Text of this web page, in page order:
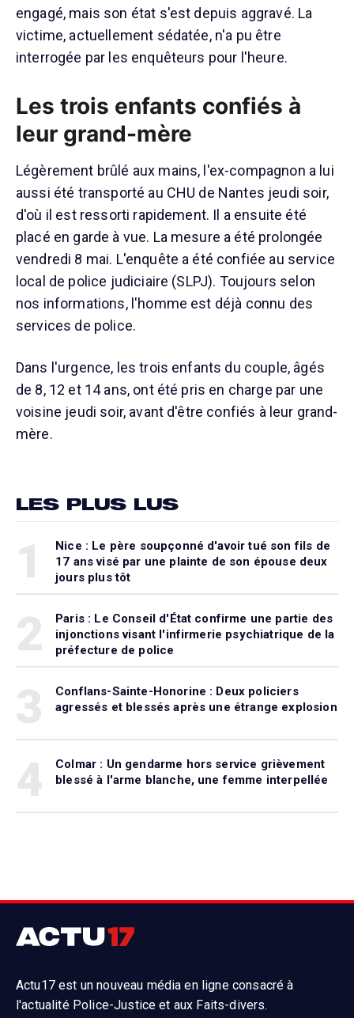
engagé, mais son état s'est depuis aggravé. La
victime, actuellement sédatée, n'a pu être
interrogée par les enquêteurs pour l'heure.
Les trois enfants confiés à
leur grand-mère
Légèrement brûlé aux mains, l'ex-compagnon a lui
aussi été transporté au CHU de Nantes jeudi soir,
d'où il est ressorti rapidement. Il a ensuite été
placé en garde à vue. La mesure a été prolongée
vendredi 8 mai. L'enquête a été confiée au service
local de police judiciaire (SLPJ). Toujours selon
nos informations, l'homme est déjà connu des
services de police.
Dans l'urgence, les trois enfants du couple, âgés
de 8, 12 et 14 ans, ont été pris en charge par une
voisine jeudi soir, avant d'être confiés à leur grand-
mère.
LES PLUS LUS
Nice : Le père soupçonné d'avoir tué son fils de
17 ans visé par une plainte de son épouse deux
jours plus tôt
Paris : Le Conseil d'État confirme une partie des
injonctions visant l'infirmerie psychiatrique de la
préfecture de police
Conflans-Sainte-Honorine : Deux policiers
agressés et blessés après une étrange explosion
Colmar : Un gendarme hors service grièvement
blessé à l'arme blanche, une femme interpellée
Actu17 est un nouveau média en ligne consacré à
l'actualité Police-Justice et aux Faits-divers.